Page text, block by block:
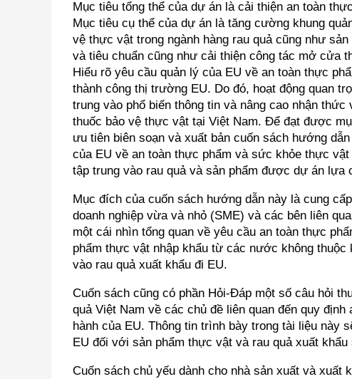
Mục tiêu tổng thể của dự án là cải thiện an toàn
Mục tiêu cụ thể của dự án là tăng cường khung
vệ thực vật trong ngành hàng rau quả cũng như
và tiêu chuẩn cũng như cải thiện công tác mở cửa
Hiểu rõ yêu cầu quản lý của EU về an toàn thực
thành công thị trường EU. Do đó, hoạt động quan
trung vào phổ biến thông tin và nâng cao nhận
thuốc bảo vệ thực vật tại Việt Nam. Để đạt được
ưu tiên biên soạn và xuất bản cuốn sách hướng
của EU về an toàn thực phẩm và sức khỏe thực
tập trung vào rau quả và sản phẩm được dự án lựa
Mục đích của cuốn sách hướng dẫn này là cung
doanh nghiệp vừa và nhỏ (SME) và các bên liên
một cái nhìn tổng quan về yêu cầu an toàn thực
phẩm thực vật nhập khẩu từ các nước không
vào rau quả xuất khẩu đi EU.
Cuốn sách cũng có phần Hỏi-Đáp một số câu hỏi
quả Việt Nam về các chủ đề liên quan đến quy
hành của EU. Thông tin trình bày trong tài liệu này
EU đối với sản phẩm thực vật và rau quả xuất
Cuốn sách chủ yếu dành cho nhà sản xuất và xuất